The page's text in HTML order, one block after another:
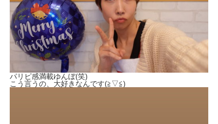
パリピ感満載ゆんぼ(笑)
こう言うの、大好きなんです(≧▽≦)